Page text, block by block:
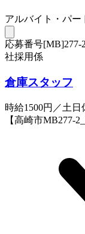
アルバイト・パー
応募番号
社採用係
倉庫スタッフ
時給1500円／土
【高崎市MB277-